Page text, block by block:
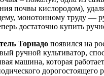
почвы кислородом),
монотонному труду —
достаточно купить
Торнадо появился на
ручной культиватор,
машина, которая
дорогостоящего